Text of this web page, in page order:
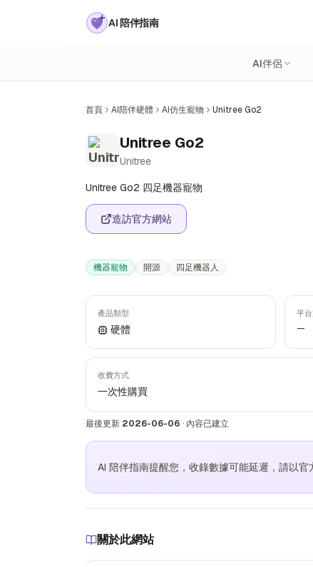
AI 陪伴指南
AI伴侶
首頁 AI陪伴硬體 AI仿生寵物 Unitree Go2
Unitree Go2
Unitree
Unitree Go2 四足機器寵物
造訪官方網站
機器寵物 開源 四足機器人
產品類型
硬體
平
—
收費方式
一次性購買
最後更新 2026-06-06 · 內容已建立
AI 陪伴指南提醒您，收錄數據可能延遲，請以官
關於此網站